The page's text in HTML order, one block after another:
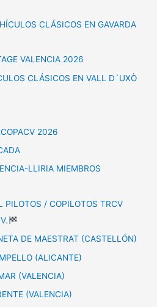
CLÁSICOS EN GAVARDA
VALENCIA 2026
CLÁSICOS EN VALL D´UXÒ
2026
LLIRIA MIEMBROS
PILOTOS / COPILOTOS TRCV
DE MAESTRAT (CASTELLÓN)
(ALICANTE)
(VALENCIA)
(VALENCIA)